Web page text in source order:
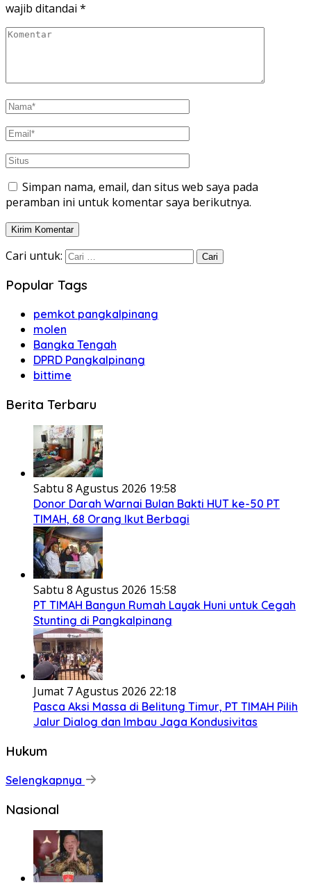
wajib ditandai *
Simpan nama, email, dan situs web saya pada
peramban ini untuk komentar saya berikutnya.
Cari untuk:
Popular Tags
pemkot pangkalpinang
molen
Bangka Tengah
DPRD Pangkalpinang
bittime
Berita Terbaru
Sabtu 8 Agustus 2026 19:58
Donor Darah Warnai Bulan Bakti HUT ke-50 PT
TIMAH, 68 Orang Ikut Berbagi
Sabtu 8 Agustus 2026 15:58
PT TIMAH Bangun Rumah Layak Huni untuk Cegah
Stunting di Pangkalpinang
Jumat 7 Agustus 2026 22:18
Pasca Aksi Massa di Belitung Timur, PT TIMAH Pilih
Jalur Dialog dan Imbau Jaga Kondusivitas
Hukum
Selengkapnya
Nasional